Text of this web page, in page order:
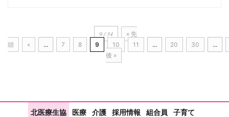
9 / 34
« 先
頭
« ... 7 8 9 10 11 ... 20 30
...
後 »
北医療生協 医療 介護 採用情報 組合員 子育て